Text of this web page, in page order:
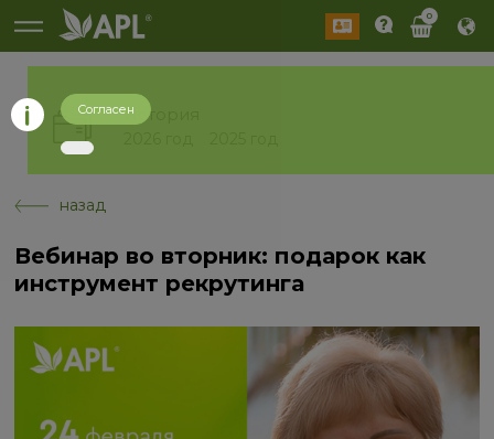
0
История
назад
Вебинар во вторник: подарок как
инструмент рекрутинга
Согласен